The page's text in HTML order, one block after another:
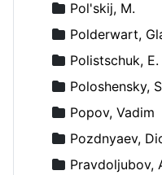
Pol'skij, M.
Polderwart,
Polistschuk, E.
Poloshensky,
Popov, Vadim
Pozdnyaev,
Pravdoljubov,